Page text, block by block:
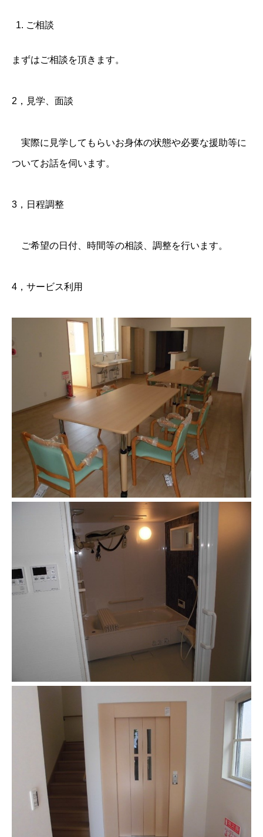
ご相談
まずはご相談を頂きます。
2，見学、面談
実際に見学してもらいお身体の状態や必要な援助等に
ついてお話を伺います。
3，日程調整
ご希望の日付、時間等の相談、調整を行います。
4，サービス利用